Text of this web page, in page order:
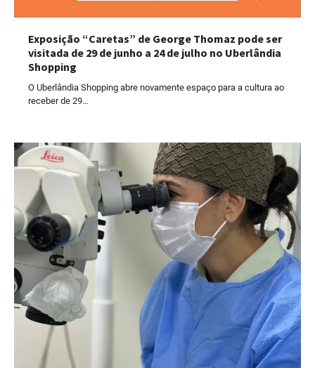
Exposição “Caretas” de George Thomaz pode ser
visitada de 29 de junho a 24 de julho no Uberlândia
Shopping
O Uberlândia Shopping abre novamente espaço para a cultura ao
receber de 29…